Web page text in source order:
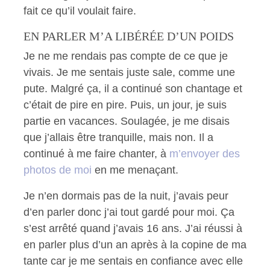
fait ce qu’il voulait faire.
EN PARLER M’A LIBÉRÉE D’UN POIDS
Je ne me rendais pas compte de ce que je
vivais. Je me sentais juste sale, comme une
pute. Malgré ça, il a continué son chantage et
c’était de pire en pire. Puis, un jour, je suis
partie en vacances. Soulagée, je me disais
que j’allais être tranquille, mais non. Il a
continué à me faire chanter, à m’envoyer des
photos de moi en me menaçant.
Je n’en dormais pas de la nuit, j’avais peur
d’en parler donc j’ai tout gardé pour moi. Ça
s’est arrêté quand j’avais 16 ans. J’ai réussi à
en parler plus d’un an après à la copine de ma
tante car je me sentais en confiance avec elle